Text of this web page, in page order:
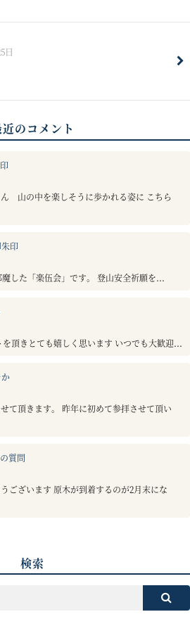
日
のコメント
ん 山の中を楽しそうに歩かれる姿に こちら
印
魔した「楽伍会」です。 登山安全祈願を...
を頂きとても嬉しく思います いつでも大歓迎...
て頂きます。 昨年に初めて参拝させて頂い
質問
ございます 原木が到着するのが2月末にな
検索